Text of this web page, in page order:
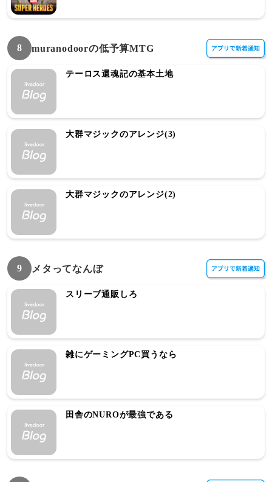
8 muranodoorの低予算MTG
テーロス還魂記の基本土地
大群マジックのアレンジ(3)
大群マジックのアレンジ(2)
9 メタってなんぼ
スリーブ通販しろ
雑にゲーミングPC買うなら
田舎のNUROが最強である